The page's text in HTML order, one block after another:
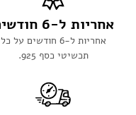
אחריות ל-6 חודשים
אחריות ל-6 חודשים על כל
תכשיטי כסף 925.